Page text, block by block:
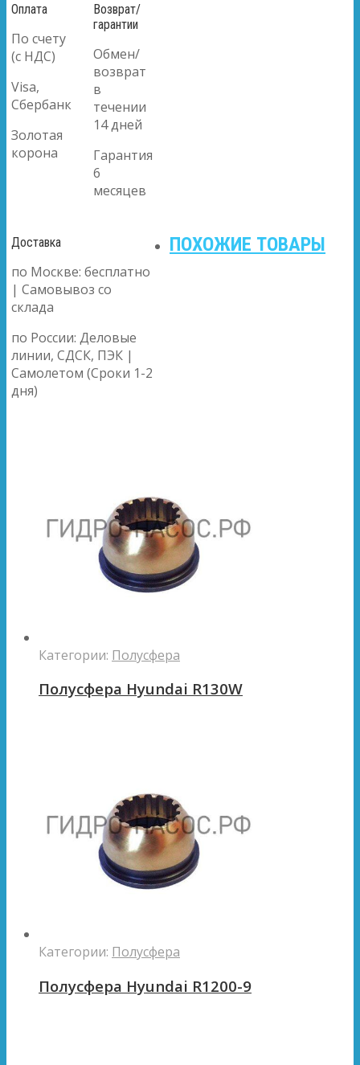
Оплата
По счету
(с НДС)
Visa,
Сбербанк
Золотая
корона
Возврат/
гарантии
Обмен/
возврат
в
течении
14 дней
Гарантия
6
месяцев
Доставка
по Москве: бесплатно
| Самовывоз со
склада
по России: Деловые
линии, СДСК, ПЭК |
Самолетом (Сроки 1-2
дня)
ПОХОЖИЕ ТОВАРЫ
Категории: Полусфера
Полусфера Hyundai R130W
Категории: Полусфера
Полусфера Hyundai R1200-9